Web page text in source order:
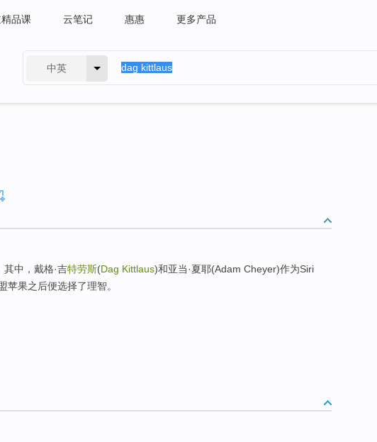
品课 云笔记 惠惠 更多产品
中英
中，戴格·吉特劳斯(Dag Kittlaus)和亚当·夏耶(Adam Cheyer)作为Siri
苹果之后便选择了理智。